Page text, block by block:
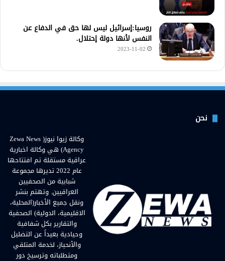
روسيا:إسرائيل ليس لها حق في الدفاع عن
النفس لأنها دولة إحتلال.
2023-11-02
نحن
وكالة زيوا نيوز( Zewa News
Agency) هي وكالة اخبارية
عراقية مستقلة تم افتتاحها
عام 2022 تديرها مجموعة
شبابية من الصحفيين
العراقيين. وتهتم بنشر
ونقل جميع الأخبار(المحلية،
الاقليمية، الدولية) الصحفية
والتقارير بكل شفافية
وحيادية بعيداً عن التضليل
والأنحياز، لخدمة المتلقي
ومتطلباته وترسيخ دور